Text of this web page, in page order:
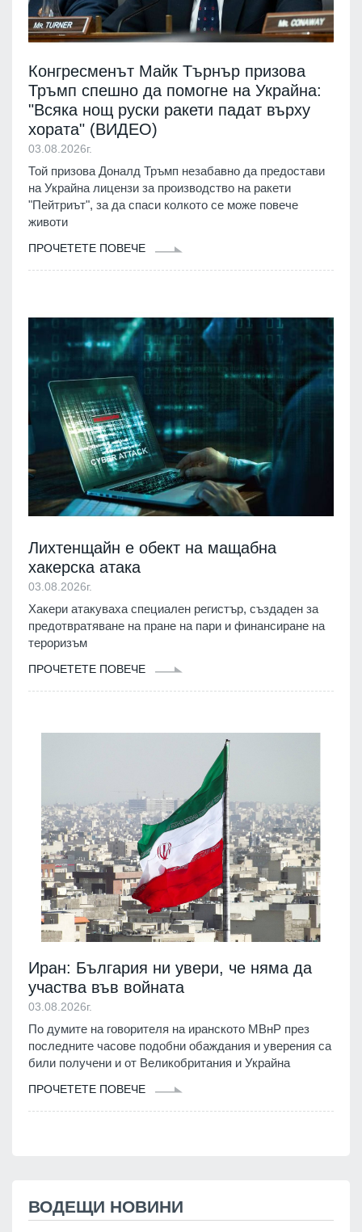
Конгресменът Майк Търнър призова
Тръмп спешно да помогне на Украйна:
"Всяка нощ руски ракети падат върху
хората" (ВИДЕО)
03.08.2026г.
Той призова Доналд Тръмп незабавно да предостави
на Украйна лицензи за производство на ракети
"Пейтриът", за да спаси колкото се може повече
животи
ПРОЧЕТЕТЕ ПОВЕЧЕ
Лихтенщайн е обект на мащабна
хакерска атака
03.08.2026г.
Хакери атакуваха специален регистър, създаден за
предотвратяване на пране на пари и финансиране на
тероризъм
ПРОЧЕТЕТЕ ПОВЕЧЕ
Иран: България ни увери, че няма да
участва във войната
03.08.2026г.
По думите на говорителя на иранското МВнР през
последните часове подобни обаждания и уверения са
били получени и от Великобритания и Украйна
ПРОЧЕТЕТЕ ПОВЕЧЕ
ВОДЕЩИ НОВИНИ